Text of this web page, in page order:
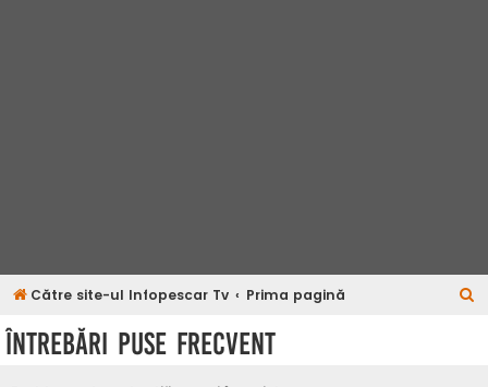
Către site-ul Infopescar Tv Prima pagină
Întrebări puse frecvent